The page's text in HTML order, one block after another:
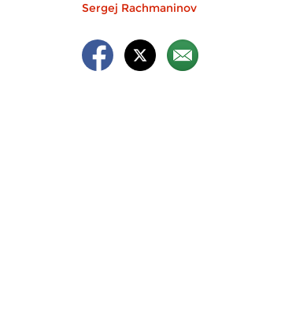
Sergej Rachmaninov